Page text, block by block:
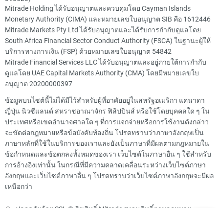
Mitrade Holding ได้รับอนุญาตและควบคุมโดย Cayman Islands
Monetary Authority (CIMA) และหมายเลขใบอนุญาต SIB คือ 1612446
Mitrade Markets Pty Ltd ได้รับอนุญาตและได้รับการกำกับดูแลโดย
South Africa Financial Sector Conduct Authority (FSCA) ในฐานะผู้ให้
บริการทางการเงิน (FSP) ด้วยหมายเลขใบอนุญาต 54842
Mitrade Financial Services LLC ได้รับอนุญาตและอยู่ภายใต้การกำกับ
ดูแลโดย UAE Capital Markets Authority (CMA) โดยมีหมายเลขใบ
อนุญาต 20200000397
ข้อมูลบนไซต์นี้ไม่ได้มีไว้สำหรับผู้ที่อาศัยอยู่ในสหรัฐอเมริกา แคนาดา
ญี่ปุ่น นิวซีแลนด์ สหราชอาณาจักร ฟิลิปปินส์ หรือใช้โดยบุคคลใด ๆ ใน
ประเทศหรือเขตอำนาจศาลใด ๆ ที่การแจกจ่ายหรือการใช้งานดังกล่าว
จะขัดต่อกฎหมายหรือข้อบังคับท้องถิ่น โปรดทราบว่าภาษาอังกฤษเป็น
ภาษาหลักที่ใช้ในบริการของเราและยังเป็นภาษาที่มีผลตามกฎหมายใน
ข้อกำหนดและข้อตกลงทั้งหมดของเรา เว็บไซต์ในภาษาอื่น ๆ ใช้สำหรับ
การอ้างอิงเท่านั้น ในกรณีที่มีความคลาดเคลื่อนระหว่างเว็บไซต์ภาษา
อังกฤษและเว็บไซต์ภาษาอื่น ๆ โปรดทราบว่าเว็บไซต์ภาษาอังกฤษจะมีผล
เหนือกว่า